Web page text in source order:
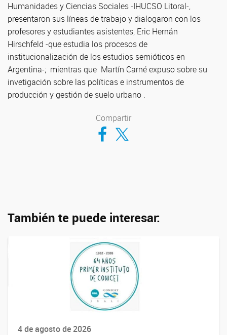
Humanidades y Ciencias Sociales -IHUCSO Litoral-,
presentaron sus líneas de trabajo y dialogaron con los
profesores y estudiantes asistentes, Eric Hernán
Hirschfeld -que estudia los procesos de
institucionalización de los estudios semióticos en
Argentina-; mientras que Martín Carné expuso sobre su
invetigación sobre las políticas e instrumentos de
producción y gestión de suelo urbano .
Compartir
Compartir en Facebook
Compartir en Twitter
También te puede interesar:
4 de agosto de 2026